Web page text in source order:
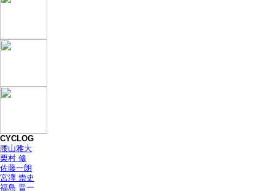
CYCLOG
腰山雅大
栗村 修
佐藤一朗
宮澤 崇史
福島 晋一